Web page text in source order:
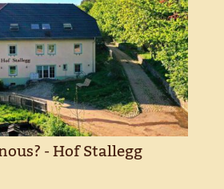
- Hof Stallegg